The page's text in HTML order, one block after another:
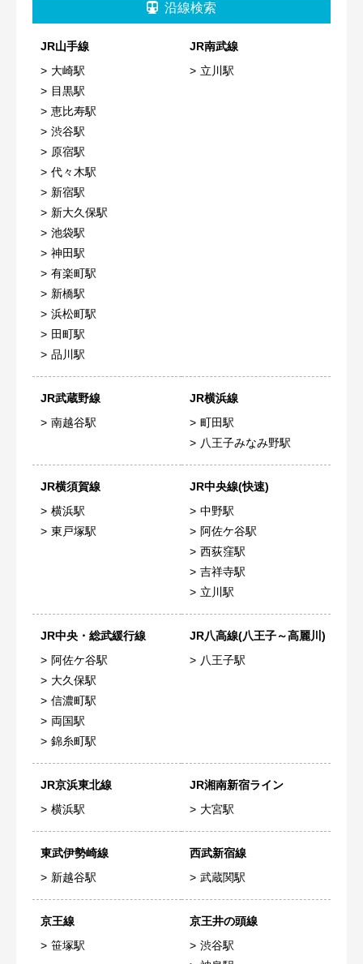
沿線検索
JR山手線
大崎駅
目黒駅
恵比寿駅
渋谷駅
原宿駅
代々木駅
新宿駅
新大久保駅
池袋駅
神田駅
有楽町駅
新橋駅
浜松町駅
田町駅
品川駅
JR南武線
立川駅
JR武蔵野線
南越谷駅
JR横浜線
町田駅
八王子みなみ野駅
JR横須賀線
横浜駅
東戸塚駅
JR中央線(快速)
中野駅
阿佐ケ谷駅
西荻窪駅
吉祥寺駅
立川駅
JR中央・総武緩行線
阿佐ケ谷駅
大久保駅
信濃町駅
両国駅
錦糸町駅
JR八高線(八王子～高麗川)
八王子駅
JR京浜東北線
横浜駅
JR湘南新宿ライン
大宮駅
東武伊勢崎線
新越谷駅
西武新宿線
武蔵関駅
京王線
笹塚駅
京王井の頭線
渋谷駅